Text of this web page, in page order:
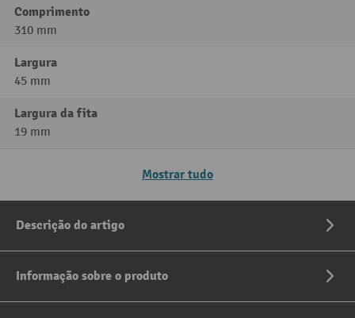
Comprimento
310 mm
Largura
45 mm
Largura da fita
19 mm
Mostrar tudo
Descrição do artigo
Informação sobre o produto